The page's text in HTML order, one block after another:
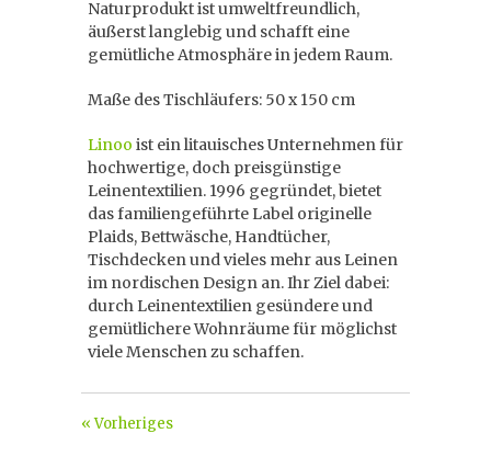
Naturprodukt ist umweltfreundlich,
äußerst langlebig und schafft eine
gemütliche Atmosphäre in jedem Raum.
Maße des Tischläufers: 50 x 150 cm
Linoo ist ein litauisches Unternehmen für
hochwertige, doch preisgünstige
Leinentextilien. 1996 gegründet, bietet
das familiengeführte Label originelle
Plaids, Bettwäsche, Handtücher,
Tischdecken und vieles mehr aus Leinen
im nordischen Design an. Ihr Ziel dabei:
durch Leinentextilien gesündere und
gemütlichere Wohnräume für möglichst
viele Menschen zu schaffen.
« Vorheriges